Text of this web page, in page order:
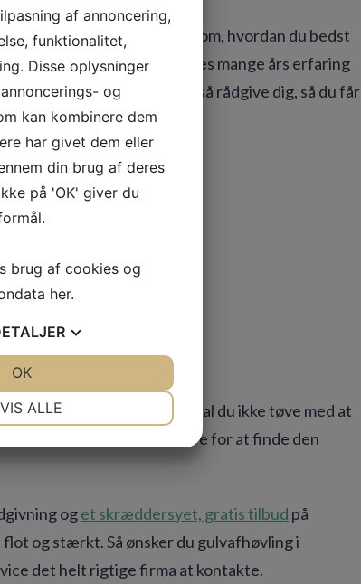
slidstyrke, men er i tvivl om, hvordan du bedst
har vi gennem vores mange års erfaring
Så vi kan helt sikkert også rådgive dig, så du får
tilbud
tilbud
velegnede til dit gulv, skal du ikke tøve med at
vurderinger af trægulve for at finde den
oget skræddersyet, gratis tilbud på
og stærkt. Så ønsker du gulvafhøvling i
det helt rigtige firma at kontakte.
af annoncering,
funktionalitet,
Disse oplysninger
og
kan kombinere dem
har givet dem eller
din brug af deres
på 'OK' giver du
brug af cookies og
her.
ALLE
OK